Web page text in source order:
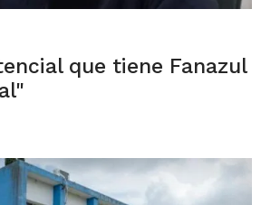
que tiene Fanazul